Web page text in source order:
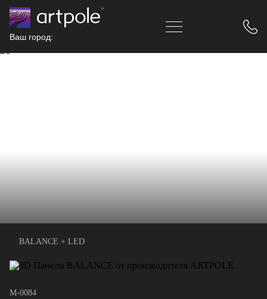
Ваш город:
BALANCE + LED
M-0084